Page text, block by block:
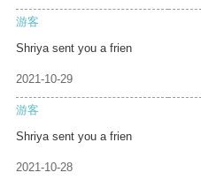
游客
Shriya sent you a frien
2021-10-29
游客
Shriya sent you a frien
2021-10-28